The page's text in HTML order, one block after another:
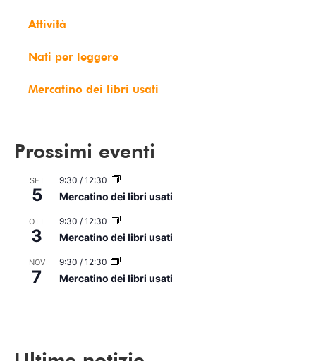
Attività
Nati per leggere
Mercatino dei libri usati
Prossimi eventi
SET
5
9:30 / 12:30
Mercatino dei libri usati
OTT
3
9:30 / 12:30
Mercatino dei libri usati
NOV
7
9:30 / 12:30
Mercatino dei libri usati